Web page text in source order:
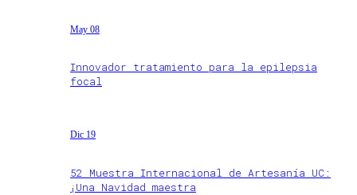
May 08
Innovador tratamiento para la epilepsia
focal
Dic 19
52 Muestra Internacional de Artesanía UC:
¡Una Navidad maestra